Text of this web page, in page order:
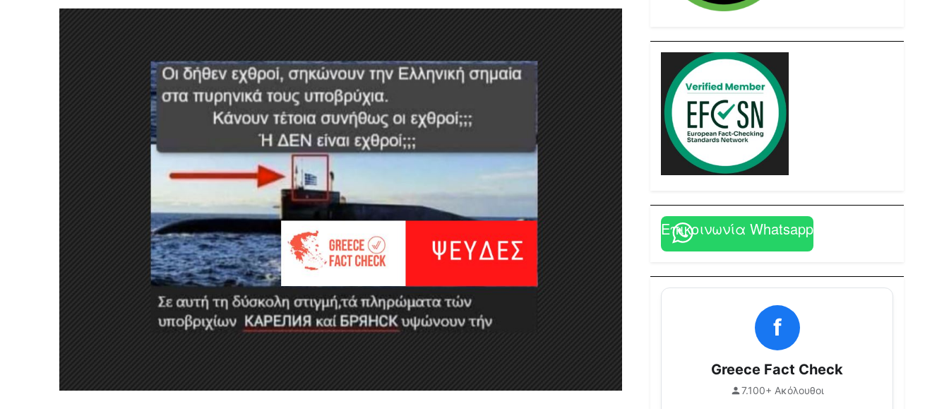
Επικοινωνία Whatsapp
f
Greece Fact Check
7.100+ Ακόλουθοι